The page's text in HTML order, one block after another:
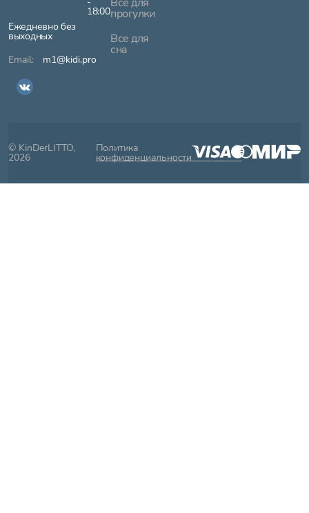
18:00
Ежедневно без
выходных
m1@kidi.pro
прогулки
Все для
сна
© KinDerLITTO,
2026
Политика
конфиденциальности